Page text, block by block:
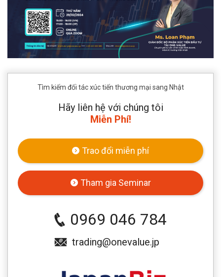
Tìm kiếm đối tác xúc tiến thương mại sang Nhật
Hãy liên hệ với chúng tôi
Miễn Phí!
Trao đổi miễn phí
Tham gia Seminar
0969 046 784
trading@onevalue.jp